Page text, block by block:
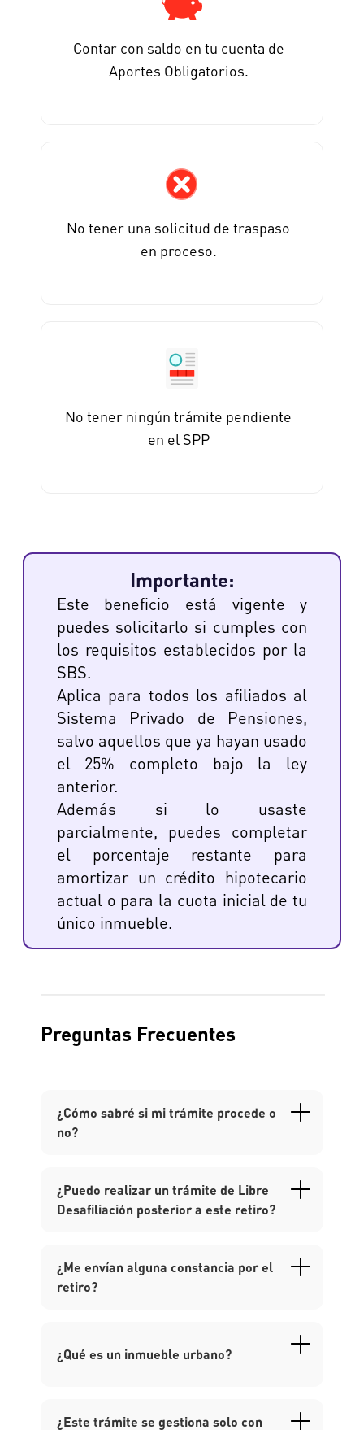
Contar con saldo en tu cuenta de
Aportes Obligatorios.
No tener una solicitud de traspaso
en proceso.
No tener ningún trámite pendiente
en el SPP
Importante:
Este beneficio está vigente y
puedes solicitarlo si cumples con
los requisitos establecidos por la
SBS.
Aplica para todos los afiliados al
Sistema Privado de Pensiones,
salvo aquellos que ya hayan usado
el 25% completo bajo la ley
anterior.
Además si lo usaste
parcialmente, puedes completar
el porcentaje restante para
amortizar un crédito hipotecario
actual o para la cuota inicial de tu
único inmueble.
Preguntas Frecuentes
¿Cómo sabré si mi trámite procede o
no?
¿Puedo realizar un trámite de Libre
Desafiliación posterior a este retiro?
¿Me envían alguna constancia por el
retiro?
¿Qué es un inmueble urbano?
¿Este trámite se gestiona solo con